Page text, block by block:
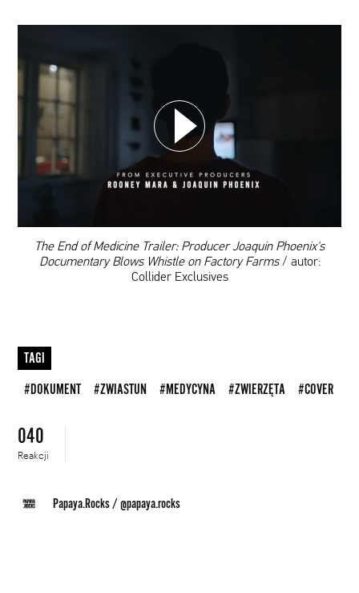
00:00
The End of Medicine Trailer: Producer Joaquin Phoenix's
Documentary Blows Whistle on Factory Farms/ autor:
Collider Exclusives
DODAJ TEN FILM DO PLAYLISTY
TAGI
#DOKUMENT #ZWIASTUN #MEDYCYNA #ZWIERZĘTA #COVER
040
Reakcji
Papaya.Rocks /@papaya.rocks